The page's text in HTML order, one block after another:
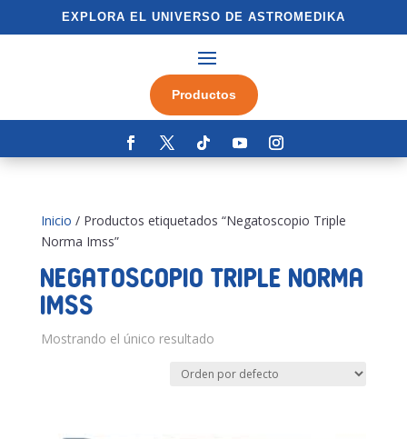
EXPLORA EL UNIVERSO DE ASTROMEDIKA
Productos
Inicio / Productos etiquetados “Negatoscopio Triple
Norma Imss”
Negatoscopio Triple Norma
Imss
Mostrando el único resultado